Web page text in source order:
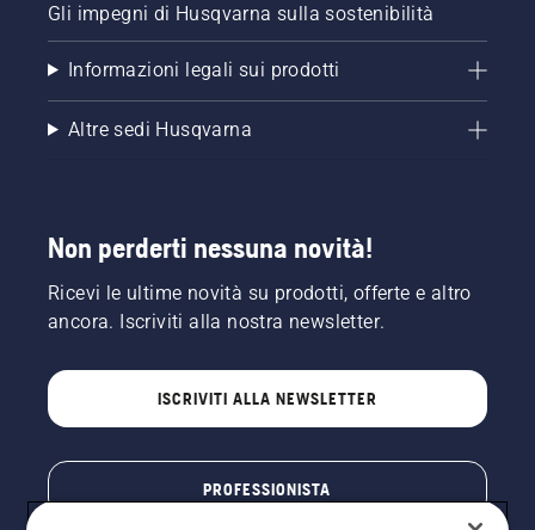
Gli impegni di Husqvarna sulla sostenibilità
Informazioni legali sui prodotti
Altre sedi Husqvarna
Non perderti nessuna novità!
Ricevi le ultime novità su prodotti, offerte e altro
ancora. Iscriviti alla nostra newsletter.
ISCRIVITI ALLA NEWSLETTER
PROFESSIONISTA